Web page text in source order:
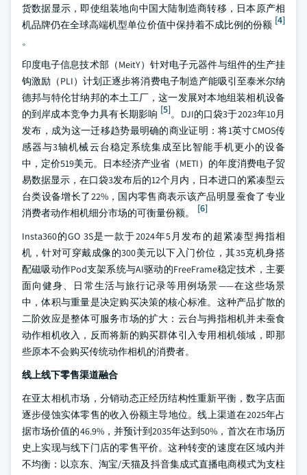
货数据显示，即使组装地向中国大陆制造商转移，日本原产相
机品牌仍在全球高端机型单位价值中保持着不成比例的份额 [4]
。
印度电子信息技术部（MeitY）针对电子元器件与组件的生产挂
钩激励（PLI）计划正逐步将消费电子制造产能吸引至泰米尔纳
德邦与特伦甘纳邦的本土工厂，这一发展对本地组装相机设备
的到岸成本竞争力具有长期影响 [5]。DJI的口袋3于2023年10月
发布，成为这一迁移趋势最明确的商业证明：将1英寸CMOS传
感器与3轴机械云台稳定系统集成至比智能手机更小的设备
中，定价519美元。日本经济产业省（METI）的年度消费电子贸
易数据显示，在口袋3发布后的12个月内，日本进口的紧凑型云
台类设备增长了22%，国内零售商表示该产品明显蚕食了专业
消费者动作相机细分市场的可衡量份额。
[6]
Insta360的GO 3S是一款于2024年5月发布的超紧凑型拇指相
机，针对可穿戴成像的300美元以下入门价位，其35克机身搭
配磁吸动作Pod支架系统与AI驱动的FreeFrame稳定技术，主要
面向健身、日常生活与旅行记录等用例场景——在这些场景
中，体积与重量是决定购买决策的核心标准。这种产品扩散的
二阶效应是整体可服务市场的扩大：云台与拇指相机并未蚕食
动作相机收入，反而将新的购买群体引入专用相机领域，即那
些原本不会购买传统动作相机的消费者。
线上线下零售渠道融合
在亚太相机市场，分销动态正经历结构性重新平衡，数字店面
逐步侵蚀实体零售的收入份额主导地位。线上渠道在2025年占
据市场价值的46.9%，并预计到2035年达到50%，首次在市场历
史上实现与线下门店的零售平价。这种转变的速度在区域内并
不均衡：以京东、淘宝/天猫及抖音集成式直播电商模式为支柱